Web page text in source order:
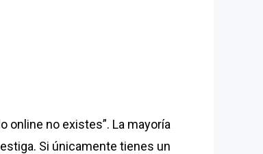
online no existes”. La mayoría
Si únicamente tienes un